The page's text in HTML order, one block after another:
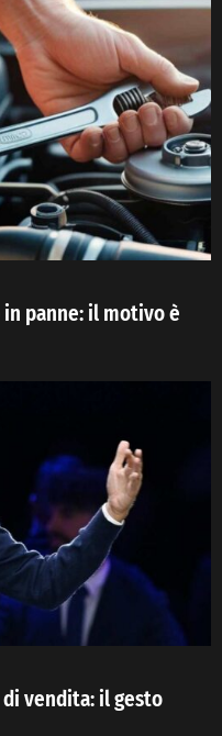
panne: il motivo è
vendita: il gesto